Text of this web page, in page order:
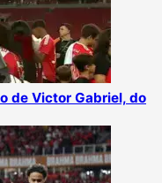
de Victor Gabriel, do